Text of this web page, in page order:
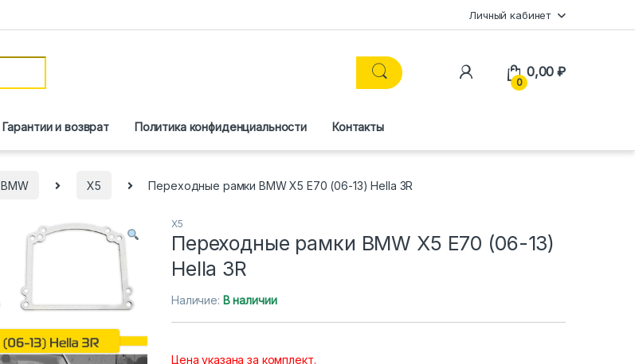
Личный кабинет
0
0,00₽
Гарантии и возврат Политика конфиденциальности Контакты
BMW X5 Переходные рамки BMW X5 Е70 (06-13) Hella 3R
X5
Переходные рамки BMW X5 Е70 (06-13)
Hella 3R
Наличие: В наличии
Цена указана за комплект.